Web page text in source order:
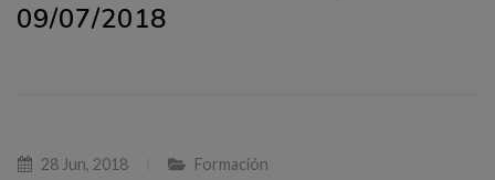
09/07/2018
28 Jun, 2018 Formación